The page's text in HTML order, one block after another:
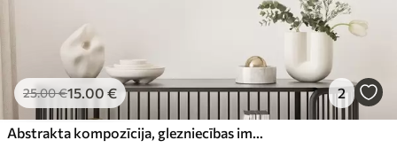
25.00€15.00 € 2
Abstrakta kompozīcija, glezniecības imitācija